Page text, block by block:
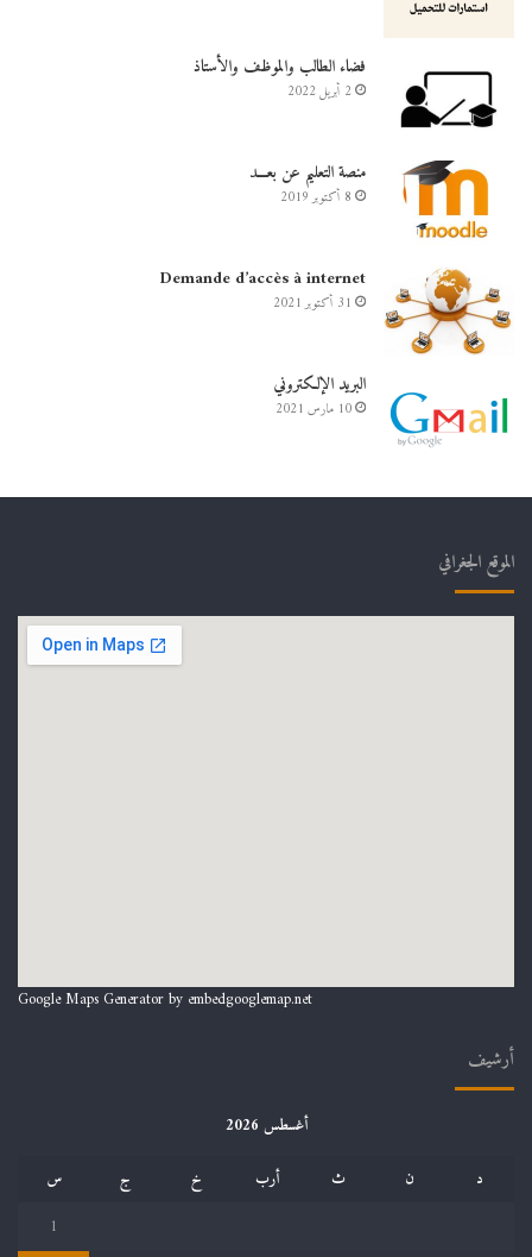
فضاء الطالب والموظف والأستاذ
2 أبريل 2022
منصة التعليم عن بعـــد
8 أكتوبر 2019
Demande d’accès à internet
31 أكتوبر 2021
البريد الإلكتروني
10 مارس 2021
الموقع الجغرافي
Google Maps Generator by embedgooglemap.net
أرشيف
أغسطس 2026
د
ن ث أرب خ ج
س
1